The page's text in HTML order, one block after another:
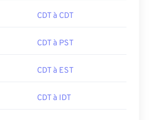
CDT à CDT
CDT à PST
CDT à EST
CDT à IDT